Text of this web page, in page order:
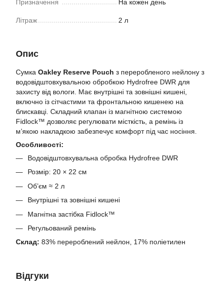
Призначення На кожен день
Літраж 2 л
Опис
Сумка Oakley Reserve Pouch з переробленого нейлону з
водовідштовхувальною обробкою Hydrofree DWR для
захисту від вологи. Має внутрішні та зовнішні кишені,
включно із сітчастими та фронтальною кишенею на
блискавці. Складний клапан із магнітною системою
Fidlock™ дозволяє регулювати місткість, а ремінь із
м’якою накладкою забезпечує комфорт під час носіння.
Особливості:
Водовідштовхувальна обробка Hydrofree DWR
Розмір: 20 × 22 см
Об’єм ≈ 2 л
Внутрішні та зовнішні кишені
Магнітна застібка Fidlock™
Регульований ремінь
Склад: 83% перероблений нейлон, 17% поліетилен
Відгуки